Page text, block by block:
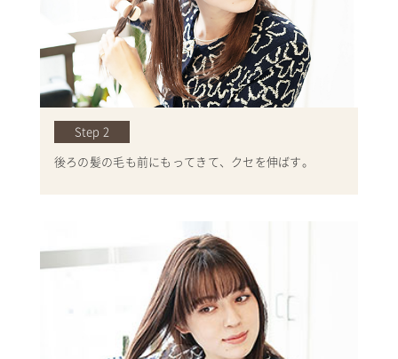
Step 2
後ろの髪の毛も前にもってきて、クセを伸ばす。